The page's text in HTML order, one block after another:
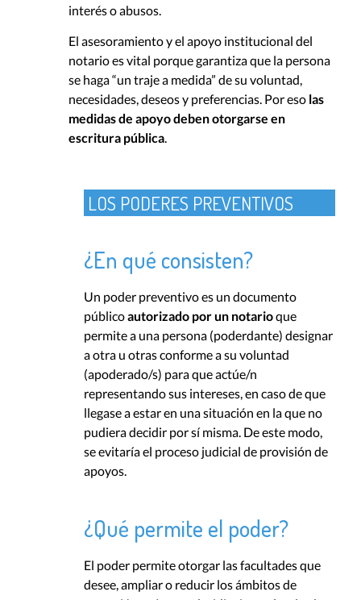
interés o abusos.
El asesoramiento y el apoyo institucional del
notario es vital porque garantiza que la persona
se haga “un traje a medida” de su voluntad,
necesidades, deseos y preferencias. Por eso las
medidas de apoyo deben otorgarse en
escritura pública.
LOS PODERES PREVENTIVOS
¿En qué consisten?
Un poder preventivo es un documento
públicoautorizado por un notarioque
permite a una persona (poderdante) designar
a otra u otras conforme a su voluntad
(apoderado/s) para que actúe/n
representando sus intereses, en caso de que
llegase a estar en una situación en la que no
pudiera decidir por sí misma. De este modo,
se evitaría el proceso judicial de provisión de
apoyos.
¿Qué permite el poder?
El poder permite otorgar las facultades que
desee, ampliar o reducir los ámbitos de